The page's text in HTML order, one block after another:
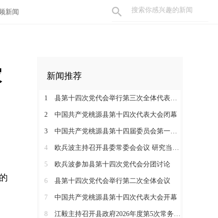
新闻
新闻推荐
1 县第十四次党代会举行第三次全体代表会议
2 中国共产党桃源县第十四次代表大会闭幕
3 中国共产党桃源县第十四届委员会第一次全体会议召开
4 欧兵波主持召开县委常委会会议 研究当前重点工作
5 欧兵波参加县第十四次党代会分团讨论
6 县第十四次党代会举行第二次全体会议
7 中国共产党桃源县第十四次代表大会开幕
8 江毅主持召开县政府2026年度第5次常务会议